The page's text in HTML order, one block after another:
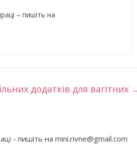
– пишіть на
додатків для вагітних
- пишіть на mini.rivne@gmail.com